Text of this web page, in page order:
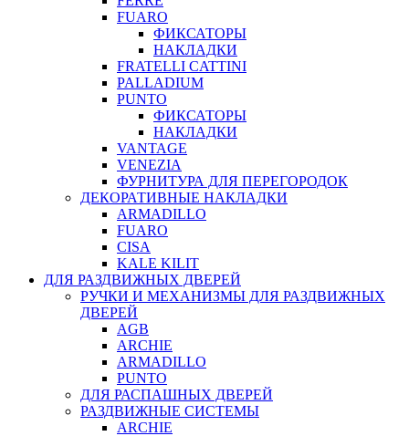
FUARO
ФИКСАТОРЫ
НАКЛАДКИ
FRATELLI CATTINI
PALLADIUM
PUNTO
ФИКСАТОРЫ
НАКЛАДКИ
VANTAGE
VENEZIA
ФУРНИТУРА ДЛЯ ПЕРЕГОРОДОК
ДЕКОРАТИВНЫЕ НАКЛАДКИ
ARMADILLO
FUARO
CISA
KALE KILIT
ДЛЯ РАЗДВИЖНЫХ ДВЕРЕЙ
РУЧКИ И МЕХАНИЗМЫ ДЛЯ РАЗДВИЖНЫХ
ДВЕРЕЙ
AGB
ARCHIE
ARMADILLO
PUNTO
ДЛЯ РАСПАШНЫХ ДВЕРЕЙ
РАЗДВИЖНЫЕ СИСТЕМЫ
ARCHIE